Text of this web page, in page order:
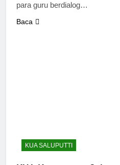
para guru berdialog…
Baca
KUA SALUPUTTI